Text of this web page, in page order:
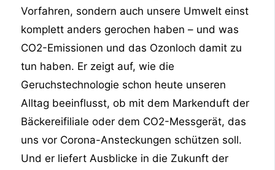
Vorfahren, sondern auch unsere Umwelt einst
komplett anders gerochen haben – und was
CO2-Emissionen und das Ozonloch damit zu
tun haben. Er zeigt auf, wie die
Geruchstechnologie schon heute unseren
Alltag beeinflusst, ob mit dem Markenduft der
Bäckereifiliale oder dem CO2-Messgerät, das
uns vor Corona-Ansteckungen schützen soll.
Und er liefert Ausblicke in die Zukunft der